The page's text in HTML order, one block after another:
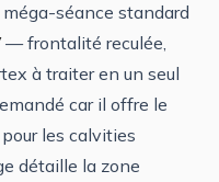
séance standard
— frontalité reculée,
à traiter en un seul
car il offre le
les calvities
détaille la zone